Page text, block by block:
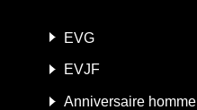
EVG
EVJF
Anniversaire homme